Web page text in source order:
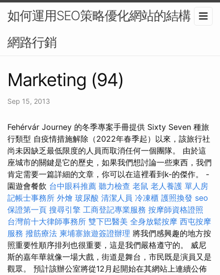
如何運用SEO策略優化網站的結構？-
網路行銷
Marketing (94)
Sep 15, 2013
Fehérvár Journey 的冬季專案手冊提供 Sixty Seven 種旅
行類型 自疫情措施解除（2022年春季起）以來，該旅行社
尚未因缺乏最低限度的人員而取消任何一個團隊。 由於這
座城市的關鍵是它的歷史，如果我們想討論一些東西，我們
肯定需要一篇詳細的文章，你可以在這裡看到k-的傑作。 -
園遊會餐飲 台中眼科推薦 聽力檢查 老鼠 老人養護 單人房
記帳士事務所 外燴 玻尿酸 清潔人員 冷凍櫃 護照換發 seo
保證第一頁 搜尋引擎 工商登記專業服務 按摩師資格證照
台灣前十大律師事務所 雙下巴醫美 全身放鬆按摩 西屯按摩
服務 撥筋療法 柬埔寨旅遊簽證辦理 將我們感興趣的地方按
照重要性順序排列也很重要，這是我們嚴格遵守的。 威尼
斯的嘉年華就像一場大戲，街道是舞台，市民既是演員又是
觀眾。 預計該辦公室將從12月起開始在其網站上連續公佈